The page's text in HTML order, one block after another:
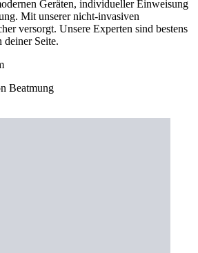
Geräten, individueller Einweisung
Mit unserer nicht-invasiven
versorgt. Unsere Experten sind bestens
deiner Seite.
Beatmung